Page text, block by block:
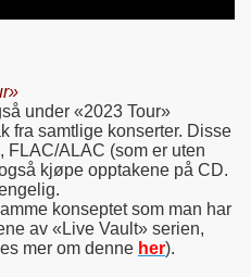
under «2023 Tour»
fra samtlige konserter. Disse
FLAC/ALAC (som er uten
kjøpe opptakene på CD.
konseptet som man har
av «Live Vault» serien,
mer om denne her).